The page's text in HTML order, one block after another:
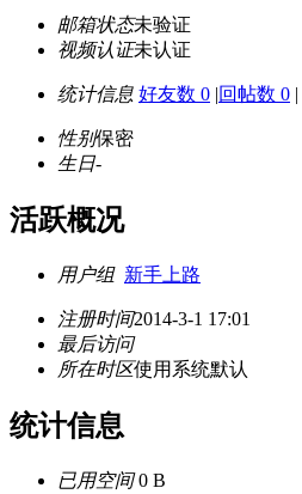
邮箱状态未验证
视频认证未认证
统计信息 好友数 0 |回帖数 0 |
性别保密
生日-
活跃概况
用户组 新手上路
注册时间2014-3-1 17:01
最后访问
所在时区使用系统默认
统计信息
已用空间0 B